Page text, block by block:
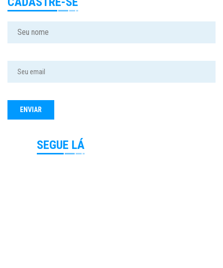
SEGUE LÁ